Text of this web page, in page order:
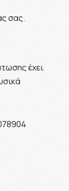
σας.
έχει